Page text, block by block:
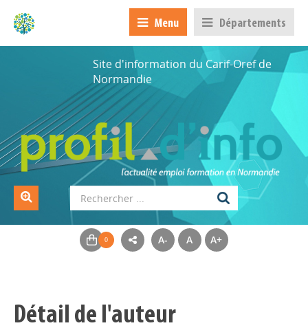
Menu Départements
Site d'information du Carif-Oref de
Normandie
A- A A+
Détail de l'auteur